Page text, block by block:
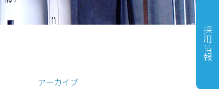
アーカイブ
採用情報